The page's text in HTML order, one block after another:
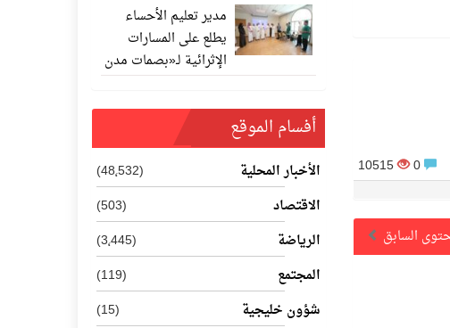
مدير تعليم الأحساء
يطلع على المسارات
الإثرائية لـ«بصمات مدن
المستقبل 202
أفسام الموقع
الأخبار المحلية
(48٬532)
الاقتصاد
(503)
الرياضة
(3٬445)
المجتمع
(119)
شؤون خليجية
(15)
0
10515
السابق